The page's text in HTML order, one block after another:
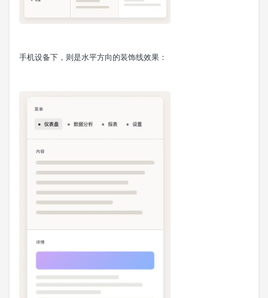
手机设备下，则是水平方向的装饰线效果：